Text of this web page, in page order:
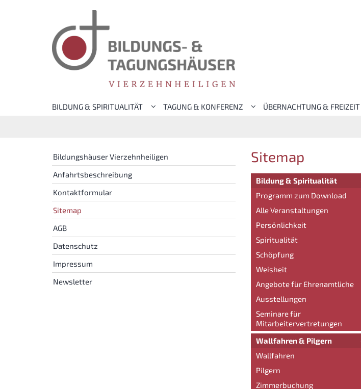
BILDUNG & SPIRITUALITÄT TAGUNG & KONFERENZ ÜBERNACHTUNG & FREIZEIT
Sitemap
Bildung & Spiritualität
Programm zum Download
Alle Veranstaltungen
Persönlichkeit
Spiritualität
Schöpfung
Weisheit
Angebote für Ehrenamtliche
Ausstellungen
Seminare für
Mitarbeitervertretungen
Wallfahren & Pilgern
Wallfahren
Pilgern
Zimmerbuchung
Bildungshäuser Vierzehnheiligen
Anfahrtsbeschreibung
Kontaktformular
Sitemap
AGB
Datenschutz
Impressum
Newsletter